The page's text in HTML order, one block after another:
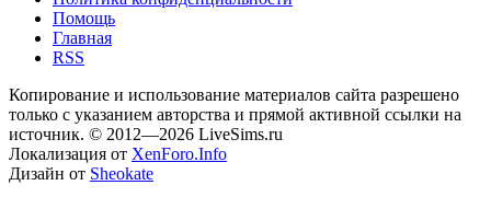
Помощь
Главная
RSS
Копирование и использование материалов сайта разрешено
только с указанием авторства и прямой активной ссылки на
источник. © 2012—2026 LiveSims.ru
Локализация от XenForo.Info
Дизайн от Sheokate